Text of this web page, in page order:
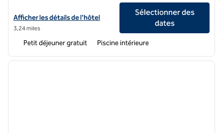
Afficher les détails de l'hôtel Home2 Suites Kansas City Downtown
Afficher les détails de l'hôtel
3,24 miles
Sélectionner des
dates
Petit déjeuner gratuit Piscine intérieure
1 sur 12